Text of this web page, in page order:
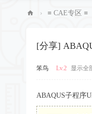
R7汉化 无
› ≡ CAE专区 ≡
[分享]
笨鸟 Lv.2 显示全
ABAQUS子程序